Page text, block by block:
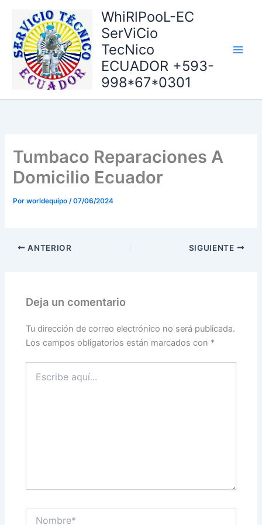
contenido
WhiRlPooL-EC
SerViCio
TecNico
ECUADOR +593-
998*67*0301
Tumbaco Reparaciones A
Domicilio Ecuador
Porworldequipo/07/06/2024
ANTERIOR SIGUIENTE
Deja un comentario
Tu dirección de correo electrónico no será publicada.
Los campos obligatorios están marcados con *
aquí...